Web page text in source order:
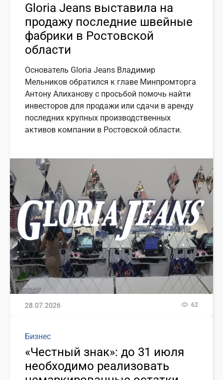
Gloria Jeans выставила на
продажу последние швейные
фабрики в Ростовской
области
Основатель Gloria Jeans Владимир
Мельников обратился к главе Минпромторга
Антону Алиханову с просьбой помочь найти
инвесторов для продажи или сдачи в аренду
последних крупных производственных
активов компании в Ростовской области.
28.07.2026 62
Бизнес
«Честный знак»: до 31 июля
необходимо реализовать